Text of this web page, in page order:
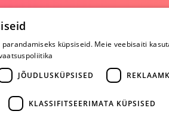
Meist
Koostöö
Küsimused
Kaubamärgid
küpsiseid. Meie veebisaiti
JÕUDLUSKÜPSISED
KLASSIFITSEERIMATA KÜPSISED